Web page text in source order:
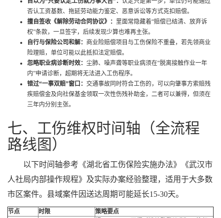
否认工资基数、拖延劳动能力鉴定、恶意诉讼等方式克扣赔偿。
擅自签收《解除劳动合同协议》： 里面常隐藏着“赔偿已结清、放弃诉
权”条款，一旦签字，后续发现少算也难再主张。
自行与保险公司和解： 商业险赔偿项目与工伤保险不重叠，若先领商业
险理赔，单位可能以此抵扣法定赔偿。
忽略职业病诊断时效： 尘肺、噪声聋等职业病须在“脱离接触作业一年
内”申请诊断，超期将无法进入工伤程序。
错过“一事双赔”窗口： 交通事故同时符合工伤的，可以向肇事方索赔残
疾赔偿金及向社保基金领取一次性伤残补助金，二者可以兼得，但须在
三年内分别主张。
七、工伤维权时间轴（全流程
路线图）
以下时间轴参考《湖北省工伤保险实施办法》《武汉市
人社局内部操作规程》及实际办案经验整理，适用于大多数
市区案件。县域案件因送达周期可能延长15-30天。
节点 时限
策略要点